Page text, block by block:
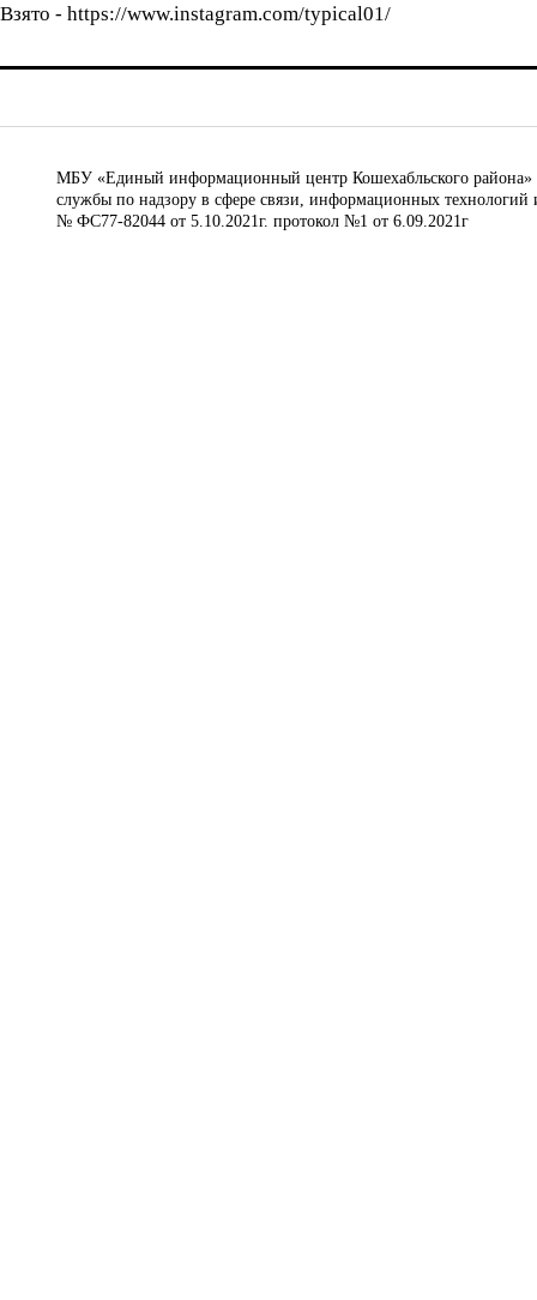
Взято - https://www.instagram.com/typical01/
МБУ «Единый информационный центр Кошехабльского района»
службы по надзору в сфере связи, информационных
№ ФС77-82044 от 5.10.2021г. протокол №1 от 6.09.2021г